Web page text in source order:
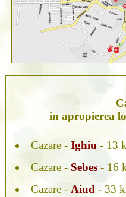
in apropierea
Cazare - Ighiu - 13
Cazare - Sebes- 16
Cazare - Aiud - 33